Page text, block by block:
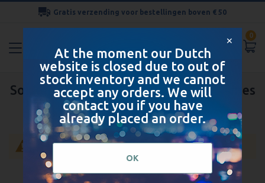
At the moment our Dutch
website is closed due to out of
stock inventory and we cannot
accept any orders. We will
contact you if you have
already placed an order.
OK
✕
0
Gratis verzending voor bestellingen boven € 50
de
Sokken met standaard dikte voor dames
Geen producten gevonden voor deze selectie.